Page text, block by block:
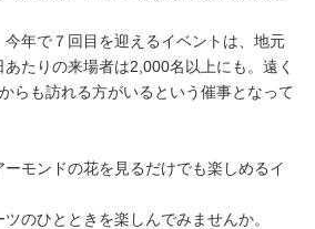
年で７回目を迎えるイベントは、地元
たりの来場者は2,000名以上にも。遠く
らも訪れる方がいるという催事となって
モンドの花を見るだけでも楽しめるイ
のひとときを楽しんでみませんか。